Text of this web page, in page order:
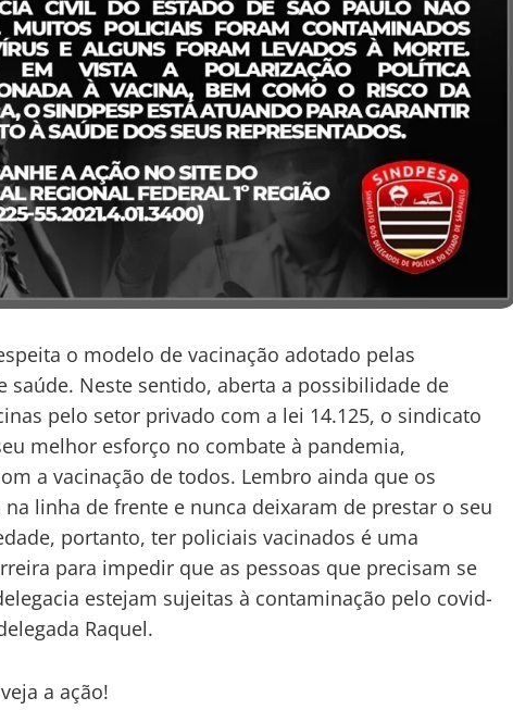
o modelo de vacinação adotado pelas
saúde. Neste sentido, aberta a possibilidade de
pelo setor privado com a lei 14.125, o sindicato
melhor esforço no combate à pandemia,
a vacinação de todos. Lembro ainda que os
linha de frente e nunca deixaram de prestar o seu
portanto, ter policiais vacinados é uma
para impedir que as pessoas que precisam se
estejam sujeitas à contaminação pelo covid-
Raquel.
a ação!